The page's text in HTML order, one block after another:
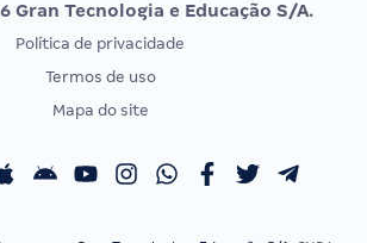
Vunesp
EXAME DE ORDEM
Calendário OAB
Gran Tecnologia e Educação S/A.
Política de privacidade
Termos de uso
Mapa do site